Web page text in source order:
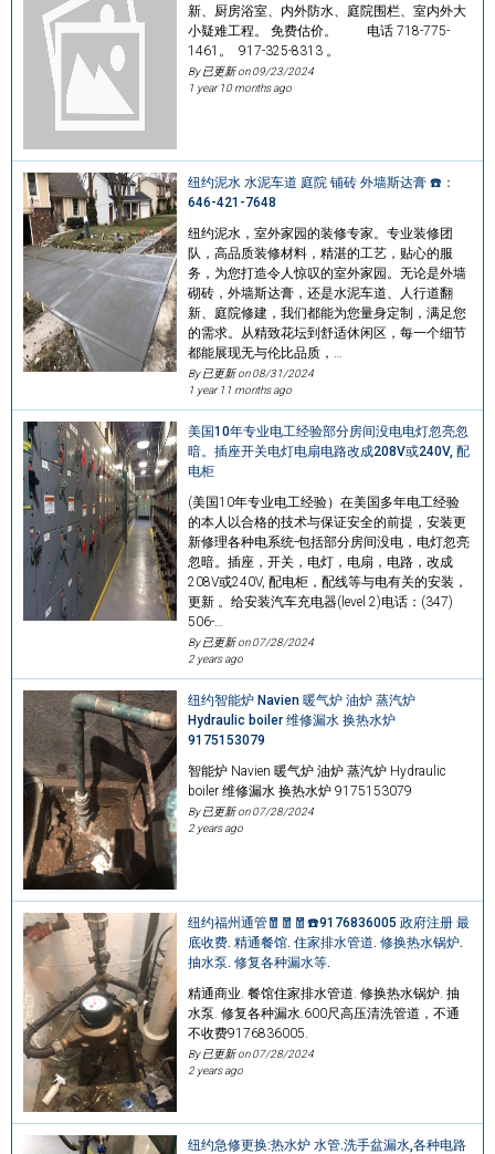
新、厨房浴室、内外防水、庭院围栏、室内外大
小疑难工程。 免费估价。 电话 718-775-
1461。 917-325-8313 。
By 已更新 on09/23/2024
1 year 10 months ago
纽约泥水 水泥车道 庭院 铺砖 外墙斯达膏 ☎️：
646-421-7648
纽约泥水，室外家园的装修专家。专业装修团
队，高品质装修材料，精湛的工艺，贴心的服
务，为您打造令人惊叹的室外家园。无论是外墙
砌砖，外墙斯达膏，还是水泥车道、人行道翻
新、庭院修建，我们都能为您量身定制，满足您
的需求。从精致花坛到舒适休闲区，每一个细节
都能展现无与伦比品质，…
By 已更新 on08/31/2024
1 year 11 months ago
美国10年专业电工经验部分房间没电电灯忽亮忽
暗。插座开关电灯电扇电路改成208V或240V, 配
电柜
(美国10年专业电工经验）在美国多年电工经验
的本人以合格的技术与保证安全的前提，安装更
新修理各种电系统-包括部分房间没电，电灯忽亮
忽暗。插座，开关，电灯，电扇，电路，改成
208V或240V, 配电柜，配线等与电有关的安装，
更新 。给安装汽车充电器(level 2)电话：(347)
506-…
By 已更新 on07/28/2024
2 years ago
纽约智能炉 Navien 暖气炉 油炉 蒸汽炉
Hydraulic boiler 维修漏水 换热水炉
9175153079
智能炉 Navien 暖气炉 油炉 蒸汽炉 Hydraulic
boiler 维修漏水 换热水炉 9175153079
By 已更新 on07/28/2024
2 years ago
纽约福州通管🧧🧧🧧☎️9176836005 政府注册 最
底收费. 精通餐馆. 住家排水管道. 修换热水锅炉.
抽水泵. 修复各种漏水等.
精通商业. 餐馆住家排水管道. 修换热水锅炉. 抽
水泵. 修复各种漏水.600尺高压清洗管道，不通
不收费9176836005.
By 已更新 on07/28/2024
2 years ago
纽约急修更换:热水炉 水管.洗手盆漏水,各种电路